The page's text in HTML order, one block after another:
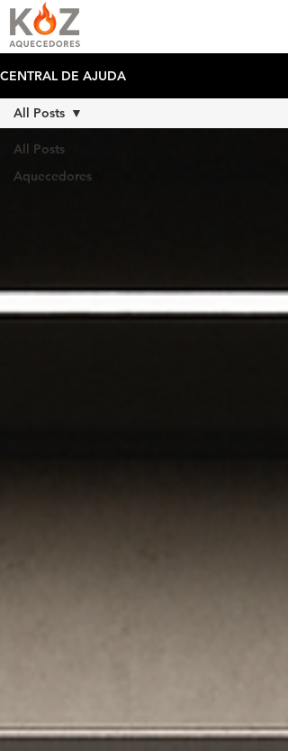
CENTRAL DE AJUDA
All Posts
Aquecedores
All Posts